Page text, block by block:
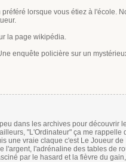
lorsque vous étiez à l'école.
la page wikipédia.
enquête policière sur un
dans les archives pour découvrir
"L'Ordinateur" ça me rappelle
une vraie claque c'est Le Joueur
l'argent, l'adrénaline des tables de
par le hasard et la fièvre du